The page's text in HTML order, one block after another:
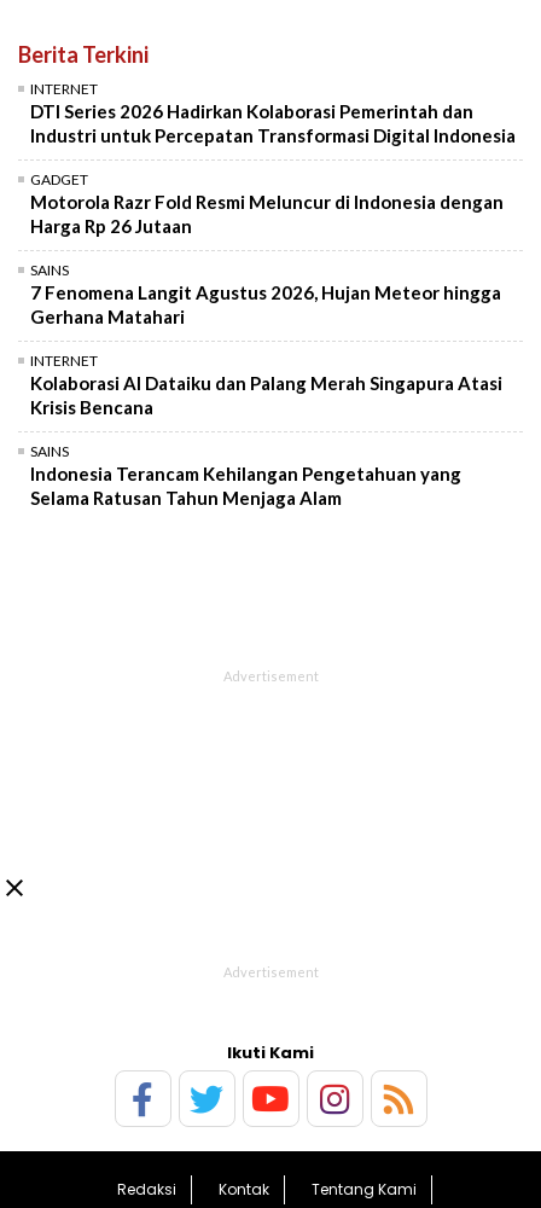
Berita Terkini
INTERNET
DTI Series 2026 Hadirkan Kolaborasi Pemerintah dan
Industri untuk Percepatan Transformasi Digital Indonesia
GADGET
Motorola Razr Fold Resmi Meluncur di Indonesia dengan
Harga Rp 26 Jutaan
SAINS
7 Fenomena Langit Agustus 2026, Hujan Meteor hingga
Gerhana Matahari
INTERNET
Kolaborasi AI Dataiku dan Palang Merah Singapura Atasi
Krisis Bencana
SAINS
Indonesia Terancam Kehilangan Pengetahuan yang
Selama Ratusan Tahun Menjaga Alam

Ikuti Kami
Redaksi Kontak Tentang Kami